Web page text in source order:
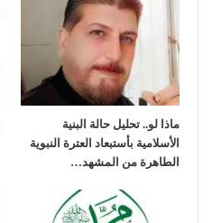
ماذا لو.. تحليل حالة البنية
الأسلامية بأستبعاد العترة النبوية
الطاهرة من المشهد…